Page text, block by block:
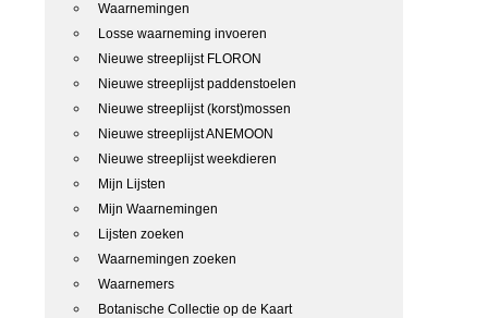
Waarnemingen
Losse waarneming invoeren
Nieuwe streeplijst FLORON
Nieuwe streeplijst paddenstoelen
Nieuwe streeplijst (korst)mossen
Nieuwe streeplijst ANEMOON
Nieuwe streeplijst weekdieren
Mijn Lijsten
Mijn Waarnemingen
Lijsten zoeken
Waarnemingen zoeken
Waarnemers
Botanische Collectie op de Kaart